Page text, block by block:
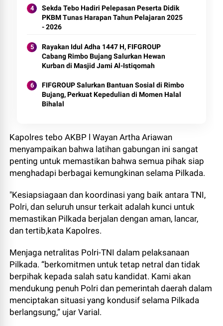
Sekda Tebo Hadiri Pelepasan Peserta Didik
PKBM Tunas Harapan Tahun Pelajaran 2025
- 2026
Rayakan Idul Adha 1447 H, FIFGROUP
Cabang Rimbo Bujang Salurkan Hewan
Kurban di Masjid Jami Al-Istiqomah
FIFGROUP Salurkan Bantuan Sosial di Rimbo
Bujang, Perkuat Kepedulian di Momen Halal
Bihalal
Kapolres tebo AKBP l Wayan Artha Ariawan
menyampaikan bahwa latihan gabungan ini sangat
penting untuk memastikan bahwa semua pihak siap
menghadapi berbagai kemungkinan selama Pilkada.
"Kesiapsiagaan dan koordinasi yang baik antara TNI,
Polri, dan seluruh unsur terkait adalah kunci untuk
memastikan Pilkada berjalan dengan aman, lancar,
dan tertib,kata Kapolres.
Menjaga netralitas Polri-TNI dalam pelaksanaan
Pilkada. “berkomitmen untuk tetap netral dan tidak
berpihak kepada salah satu kandidat. Kami akan
mendukung penuh Polri dan pemerintah daerah dalam
menciptakan situasi yang kondusif selama Pilkada
berlangsung,” ujar Varial.